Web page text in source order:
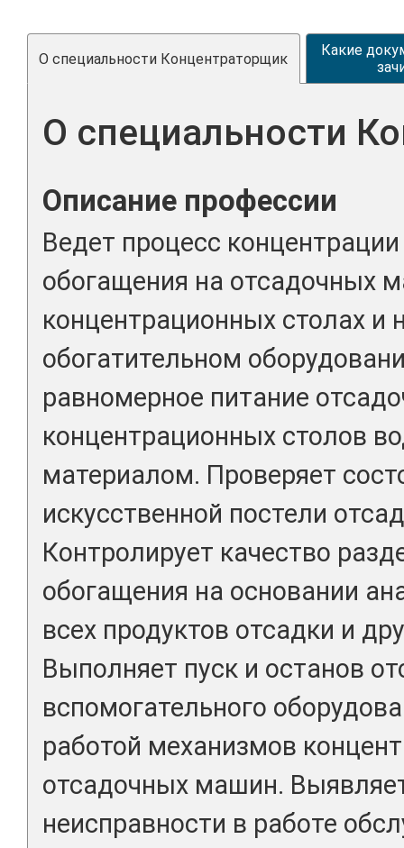
О специальности Концентраторщик
Какие
О специальности
Описание профессии
Ведет процесс
обогащения на отсадочных
концентрационных столах и
обогатительном
равномерное питание
концентрационных столов
материалом. Проверяет
искусственной постели
Контролирует качество
обогащения на основании
всех продуктов отсадки и
Выполняет пуск и останов
вспомогательного
работой механизмов
отсадочных машин.
неисправности в работе